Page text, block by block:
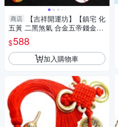
商店
【吉祥開運坊】【鎮宅 化
五黃 二黑煞氣 合金五帝錢金錢
劍 】開光 擇日
$588
加入購物車